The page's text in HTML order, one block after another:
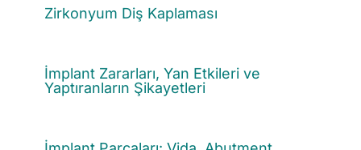
Zirkonyum Diş Kaplaması
İmplant Zararları, Yan Etkileri ve
Yaptıranların Şikayetleri